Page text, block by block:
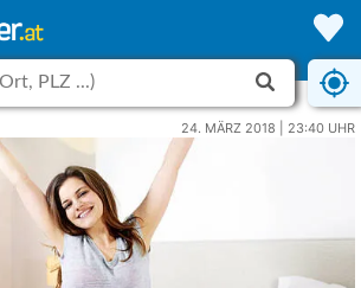
24. MÄRZ 2018 | 23:40 UHR